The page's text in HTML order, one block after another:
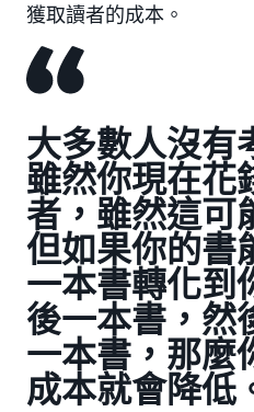
獲取讀者的成本。
大多數人沒有
雖然你現在花
者，雖然這可
但如果你的書
一本書轉化到
後一本書，然
一本書，那麼
成本就會降低